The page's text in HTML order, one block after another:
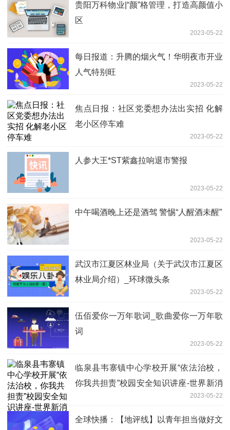
贵阳万科物业|“颜”格管理，打造高颜值小
区
2023-05-22
每日报道：升腾的烟火气！华明夜市开业
人气特别旺
2023-05-22
焦点日报：社区党委想办法出实招 化解
老小区停车难
2023-05-22
人参大王*ST紫鑫拉响退市警报
2023-05-22
中午喝酒晚上还是酒驾 警惕“人醒酒未醒”
2023-05-22
武汉市江夏区林业局（关于武汉市江夏区
林业局介绍）_环球微头条
2023-05-22
伍佰爱你一万年歌词_歌曲爱你一万年歌
词
2023-05-22
临泉县韦寨镇中心学校开展“依法治校，
你我共担责”校园安全知识讲座-世界新消
2023-05-22
全球快播：【地评线】以青年担当做好文